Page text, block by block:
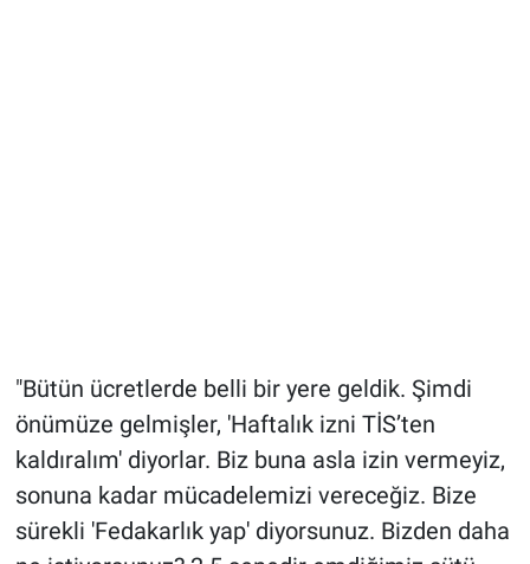
"Bütün ücretlerde belli bir yere geldik. Şimdi
önümüze gelmişler, 'Haftalık izni TİS’ten
kaldıralım' diyorlar. Biz buna asla izin vermeyiz,
sonuna kadar mücadelemizi vereceğiz. Bize
sürekli 'Fedakarlık yap' diyorsunuz. Bizden daha